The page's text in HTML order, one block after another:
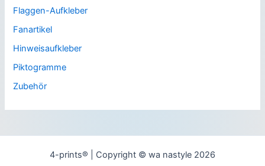
Flaggen-Aufkleber
Fanartikel
Hinweisaufkleber
Piktogramme
Zubehör
4-prints® | Copyright © wa nastyle 2026